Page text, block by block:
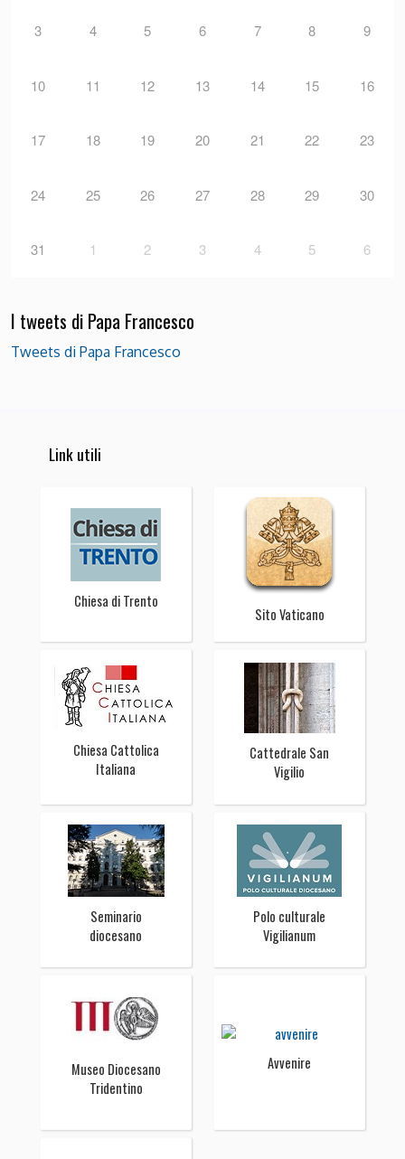
3 4 5 6 7 8 9
10 11 12 13 14 15 16
17 18 19 20 21 22 23
24 25 26 27 28 29 30
31 1 2 3 4 5 6
I tweets di Papa Francesco
Tweets di Papa Francesco
Link utili
Chiesa di Trento
Sito Vaticano
Chiesa Cattolica
Italiana
Cattedrale San
Vigilio
Seminario
diocesano
Polo culturale
Vigilianum
Museo Diocesano
Tridentino
Avvenire